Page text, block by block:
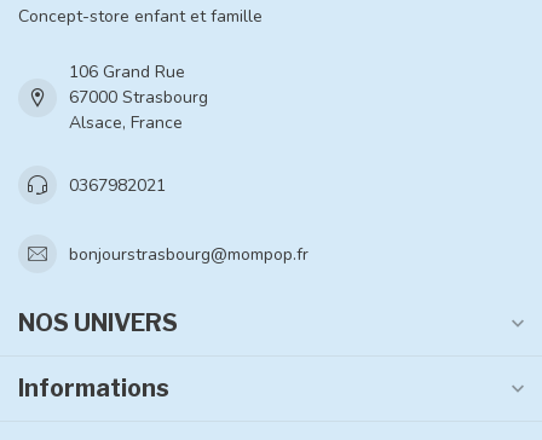
Concept-store enfant et famille
106 Grand Rue
67000 Strasbourg
Alsace, France
0367982021
bonjourstrasbourg@mompop.fr
NOS UNIVERS
Informations